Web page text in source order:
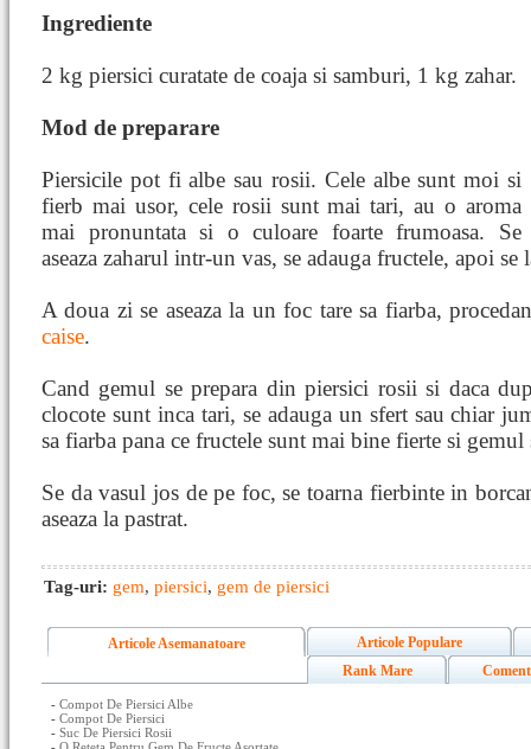
Ingrediente
2 kg piersici curatate de coaja si samburi, 1 kg zahar.
Mod de preparare
Piersicile pot fi albe sau rosii. Cele albe sunt moi si
fierb mai usor, cele rosii sunt mai tari, au o aroma
mai pronuntata si o culoare foarte frumoasa. Se
aseaza zaharul intr-un vas, se adauga fructele, apoi se
A doua zi se aseaza la un foc tare sa fiarba,
caise.
Cand gemul se prepara din piersici rosii si daca
clocote sunt inca tari, se adauga un sfert sau chiar
sa fiarba pana ce fructele sunt mai bine fierte si gemul
Se da vasul jos de pe foc, se toarna fierbinte in
aseaza la pastrat.
Tag-uri: gem, piersici, gem de piersici
Articole Asemanatoare
Articole Populare
Rank Mare
- Compot De Piersici Albe
- Compot De Piersici
- Suc De Piersici Rosii